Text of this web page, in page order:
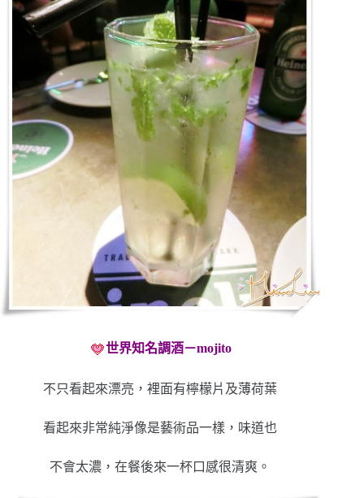
世界知名調酒－mojito
不只看起來漂亮，裡面有檸檬片及薄荷葉
看起來非常純淨像是藝術品一樣，味道也
不會太濃，在餐後來一杯口感很清爽。